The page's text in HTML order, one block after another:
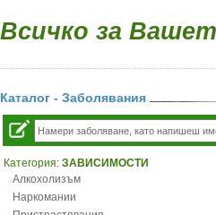
Всичко за
Каталог - Заболявания
Категория: ЗАВИСИМОСТИ
Алкохолизъм
Наркомании